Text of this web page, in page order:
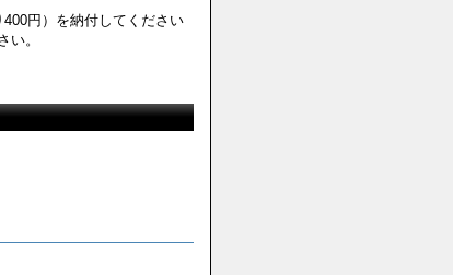
円）を納付してください
い。